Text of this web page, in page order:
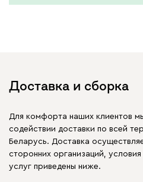
Доставка и сборка
Для комфорта наших клиентов
содействии доставки по всей
Беларусь. Доставка
сторонних организаций,
услуг приведены ниже.